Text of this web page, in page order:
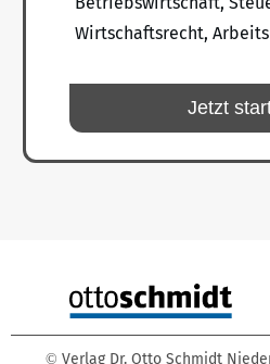
Wirtschaftsrecht,
Jetzt
© Verlag Dr. Otto Schmidt